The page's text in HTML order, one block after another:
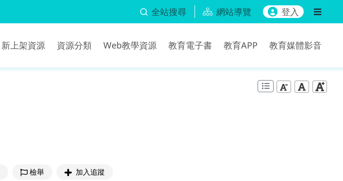
全站搜尋 網站導覽 登入
新上架資源 資源分類 Web教學資源 教育電子書 教育APP 教育媒體影音
檢舉 加入追蹤